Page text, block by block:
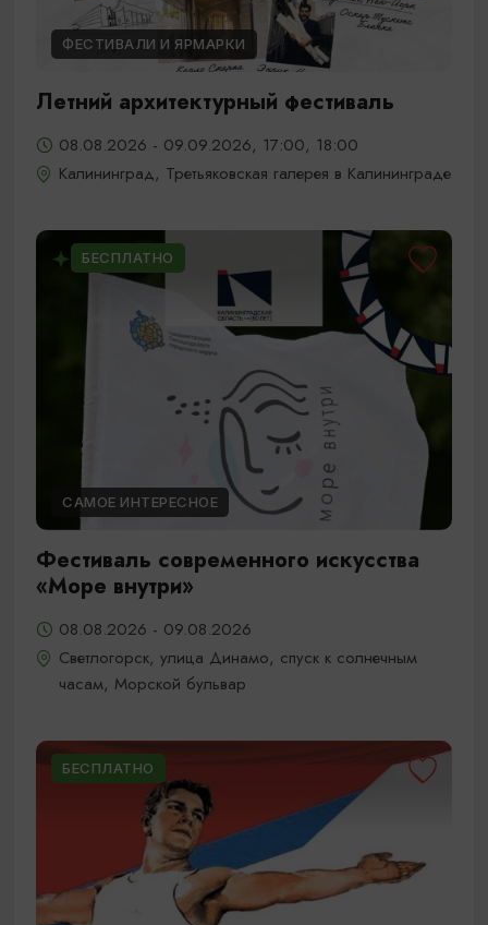
ФЕСТИВАЛИ И ЯРМАРКИ
Летний архитектурный фестиваль
08.08.2026 - 09.09.2026, 17:00, 18:00
Калининград, Третьяковская галерея в Калининграде
БЕСПЛАТНО
САМОЕ ИНТЕРЕСНОЕ
Фестиваль современного искусства
«Море внутри»
08.08.2026 - 09.08.2026
Светлогорск, улица Динамо, спуск к солнечным
часам, Морской бульвар
БЕСПЛАТНО